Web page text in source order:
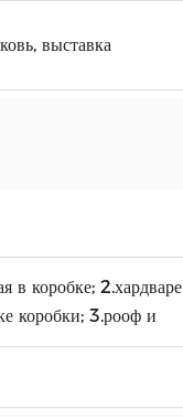
выставка
в коробке; 2.хардваре
коробки; 3.рооф и